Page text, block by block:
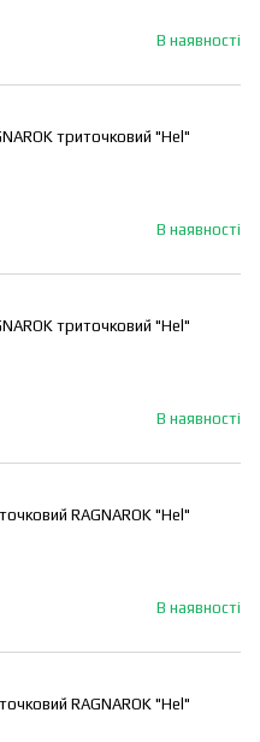
В наявності
триточковий "Hel"
В наявності
триточковий "Hel"
В наявності
RAGNAROK "Hel"
В наявності
RAGNAROK "Hel"